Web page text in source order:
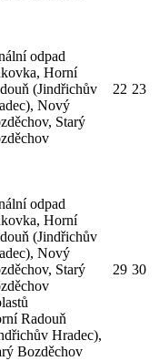
odpad
Horní
(Jindřichův
Nový
Starý
22 23
odpad
Horní
(Jindřichův
Nový
Starý
Radouň
Hradec),
Bozděchov
29 30